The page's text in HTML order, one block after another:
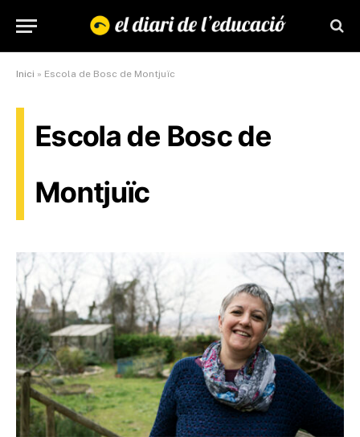
Inici » Escola de Bosc de Montjuïc
Escola de Bosc de
Montjuïc